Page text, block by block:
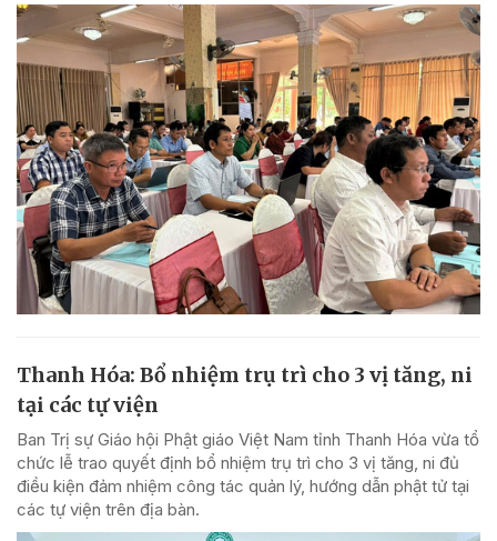
Thanh Hóa: Bổ nhiệm trụ trì cho 3 vị tăng, ni
tại các tự viện
Ban Trị sự Giáo hội Phật giáo Việt Nam tỉnh Thanh Hóa vừa tổ
chức lễ trao quyết định bổ nhiệm trụ trì cho 3 vị tăng, ni đủ
điều kiện đảm nhiệm công tác quản lý, hướng dẫn phật tử tại
các tự viện trên địa bàn.